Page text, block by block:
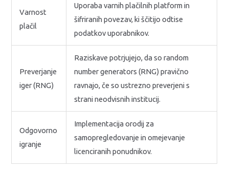
Varnost
plačil
Uporaba varnih plačilnih platform in
šifriranih povezav, ki ščitijo odtise
podatkov uporabnikov.
Preverjanje
iger (RNG)
Raziskave potrjujejo, da so random
number generators (RNG) pravično
ravnajo, če so ustrezno preverjeni s
strani neodvisnih institucij.
Odgovorno
igranje
Implementacija orodij za
samopregledovanje in omejevanje
licenciranih ponudnikov.